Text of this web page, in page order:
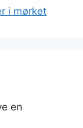
i mørket
en